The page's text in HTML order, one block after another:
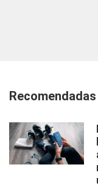
Recomendadas